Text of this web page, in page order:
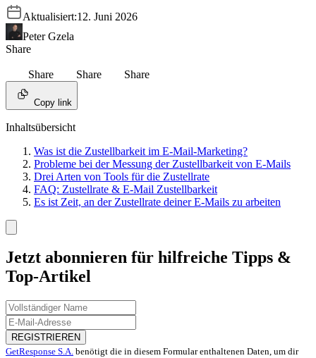
Aktualisiert:12. Juni 2026
Peter Gzela
Share
Share Share Share
Copy link
Inhaltsübersicht
Was ist die Zustellbarkeit im E-Mail-Marketing?
Probleme bei der Messung der Zustellbarkeit von E-Mails
Drei Arten von Tools für die Zustellrate
FAQ: Zustellrate & E-Mail Zustellbarkeit
Es ist Zeit, an der Zustellrate deiner E-Mails zu arbeiten
Jetzt abonnieren für hilfreiche Tipps &
Top-Artikel
REGISTRIEREN
GetResponse S.A. benötigt die in diesem Formular enthaltenen Daten, um dir